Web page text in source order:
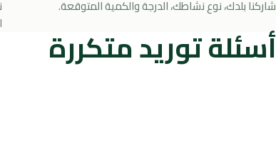
شاركنا بلدك، نوع نشاطك، الدرجة والكمية المتوقعة.
أسئلة توريد متكررة